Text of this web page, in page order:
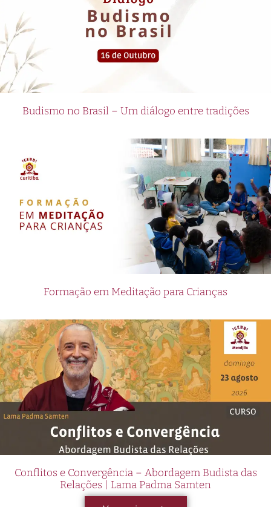
Budismo no Brasil – Um diálogo entre tradições
Formação em Meditação para Crianças
Conflitos e Convergência – Abordagem Budista das
Relações | Lama Padma Samten